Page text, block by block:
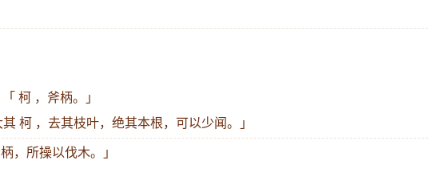
「 柯 ，斧柄。」
其 柯 ，去其枝叶，绝其本根，可以少闻。」
柄，所操以伐木。」